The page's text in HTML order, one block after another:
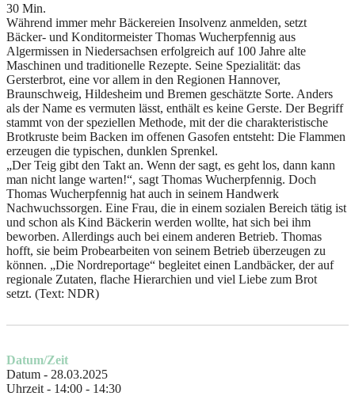
30 Min.
Während immer mehr Bäckereien Insolvenz anmelden, setzt
Bäcker- und Konditormeister Thomas Wucherpfennig aus
Algermissen in Niedersachsen erfolgreich auf 100 Jahre alte
Maschinen und traditionelle Rezepte. Seine Spezialität: das
Gersterbrot, eine vor allem in den Regionen Hannover,
Braunschweig, Hildesheim und Bremen geschätzte Sorte. Anders
als der Name es vermuten lässt, enthält es keine Gerste. Der Begriff
stammt von der speziellen Methode, mit der die charakteristische
Brotkruste beim Backen im offenen Gasofen entsteht: Die Flammen
erzeugen die typischen, dunklen Sprenkel.
„Der Teig gibt den Takt an. Wenn der sagt, es geht los, dann kann
man nicht lange warten!“, sagt Thomas Wucherpfennig. Doch
Thomas Wucherpfennig hat auch in seinem Handwerk
Nachwuchssorgen. Eine Frau, die in einem sozialen Bereich tätig ist
und schon als Kind Bäckerin werden wollte, hat sich bei ihm
beworben. Allerdings auch bei einem anderen Betrieb. Thomas
hofft, sie beim Probearbeiten von seinem Betrieb überzeugen zu
können. „Die Nordreportage“ begleitet einen Landbäcker, der auf
regionale Zutaten, flache Hierarchien und viel Liebe zum Brot
setzt. (Text: NDR)
Datum/Zeit
Datum - 28.03.2025
Uhrzeit - 14:00 - 14:30